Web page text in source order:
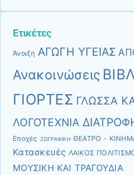
Ετικέτες
Άνοιξη ΑΓΩΓΗ ΥΓΕΙΑΣ
Ανακοινώσεις
ΓΙΟΡΤΕΣ ΓΛΩΣΣΑ
ΛΟΓΟΤΕΧΝΙΑ
Εποχές ΖΩΓΡΑΦΙΚΗ ΘΕΑΤΡΟ -
Κατασκευές ΛΑΙΚΟΣ
ΜΟΥΣΙΚΗ ΚΑΙ ΤΡΑΓΟΥΔΙΑ